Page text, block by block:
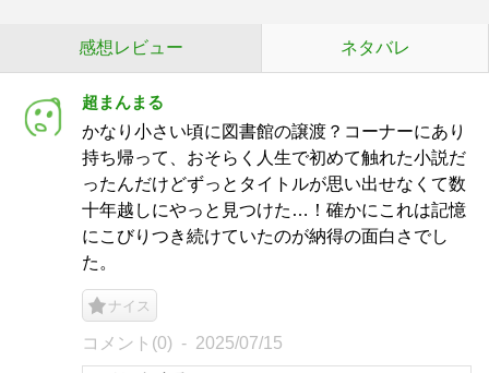
感想レビュー ネタバレ
超まんまる
かなり小さい頃に図書館の譲渡？コーナーにあり
持ち帰って、おそらく人生で初めて触れた小説だ
ったんだけどずっとタイトルが思い出せなくて数
十年越しにやっと見つけた…！確かにこれは記憶
にこびりつき続けていたのが納得の面白さでし
た。
ナイス
コメント(0) 2025/07/15